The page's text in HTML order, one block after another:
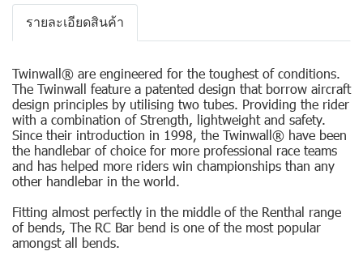
รายละเอียดสินค้า
Twinwall® are engineered for the toughest of conditions.
The Twinwall feature a patented design that borrow aircraft
design principles by utilising two tubes. Providing the rider
with a combination of Strength, lightweight and safety.
Since their introduction in 1998, the Twinwall® have been
the handlebar of choice for more professional race teams
and has helped more riders win championships than any
other handlebar in the world.
Fitting almost perfectly in the middle of the Renthal range
of bends, The RC Bar bend is one of the most popular
amongst all bends.